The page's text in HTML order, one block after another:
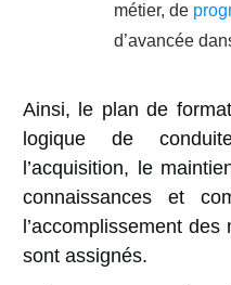
métier, de
d’avancée
Ainsi, le plan de
logique de
l’acquisition, le
connaissances et
l’accomplissement
sont assignés.